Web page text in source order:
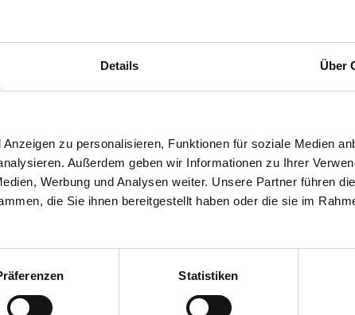
Details Über
zu personalisieren, Funktionen für soziale Medien
Außerdem geben wir Informationen zu Ihrer
Werbung und Analysen weiter. Unsere Partner führen
die Sie ihnen bereitgestellt haben oder die sie im
Statistiken
haben oder bis Du den Nachweis erbracht hast, dass Du die
Tagen ab dem Tag, an dem Du uns über den Widerruf dieses
Frist von vierzehn Tagen absendest.
dieser Wertverlust auf einen zur Prüfung der Beschaffenheit,
die nicht vorgefertigt sind und für deren Herstellung eine
sind, die schnell verderben können oder deren
zur Rückgabe geeignet sind, wenn ihre Versiegelung nach der
aus und sende es zurück.)
über den Kauf der folgenden Waren ()/die Erbringung der